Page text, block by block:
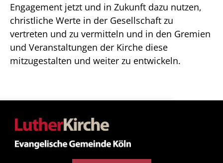
Engagement jetzt und in Zukunft dazu nutzen,
christliche Werte in der Gesellschaft zu
vertreten und zu vermitteln und in den Gremien
und Veranstaltungen der Kirche diese
mitzugestalten und weiter zu entwickeln.